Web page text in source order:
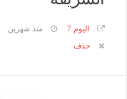
اليوم 7 منذ شهرين
حذف